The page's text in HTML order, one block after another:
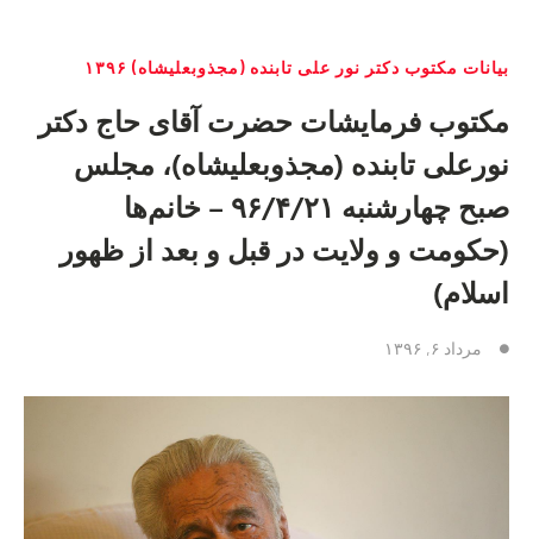
بیانات مکتوب دکتر نور علی تابنده (مجذوبعلیشاه) ۱۳۹۶
مکتوب فرمایشات حضرت آقای حاج دکتر
نورعلی تابنده (مجذوبعلیشاه)، مجلس
صبح چهارشنبه ۹۶/۴/۲۱ – خانم‌ها
(حکومت و ولایت در قبل و بعد از ظهور
اسلام)
مرداد ۶, ۱۳۹۶